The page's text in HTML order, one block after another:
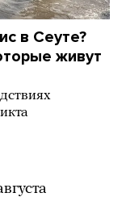
в Сеуте?
живут